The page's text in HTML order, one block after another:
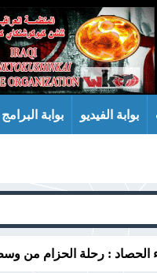
بوابة الفيديو بوابة البرامج
الحصاد : رحلة الحزام من